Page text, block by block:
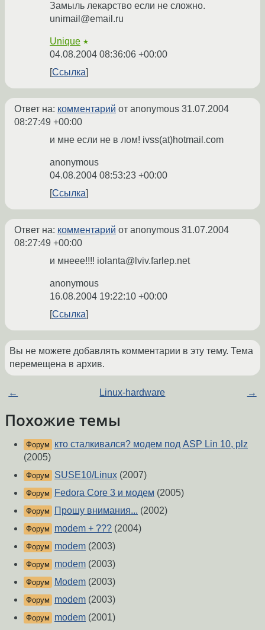
Замыль лекарство если не сложно.
unimail@email.ru
Unique ★
04.08.2004 08:36:06 +00:00
Ссылка
Ответ на: комментарий от anonymous 31.07.2004
08:27:49 +00:00
и мне если не в лом! ivss(at)hotmail.com
anonymous
04.08.2004 08:53:23 +00:00
Ссылка
Ответ на: комментарий от anonymous 31.07.2004
08:27:49 +00:00
и мнеее!!!! iolanta@lviv.farlep.net
anonymous
16.08.2004 19:22:10 +00:00
Ссылка
Вы не можете добавлять комментарии в эту тему. Тема
перемещена в архив.
← Linux-hardware →
Похожие темы
Форум
кто сталкивался? модем под ASP Lin 10, plz
(2005)
Форум SUSE10/Linux (2007)
Форум Fedora Core 3 и модем (2005)
Форум Прошу внимания... (2002)
Форум modem + ??? (2004)
Форум modem (2003)
Форум modem (2003)
Форум Modem (2003)
Форум modem (2003)
Форум modem (2001)